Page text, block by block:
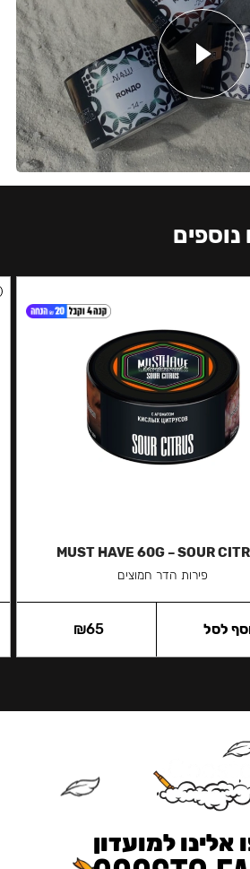
נוספים
MUST HAVE 60G – SOUR
פירות הדר חמוצים
₪65 לסל
אלינו למועדון